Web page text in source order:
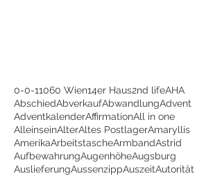
0-0-11060 Wien14er Haus2nd lifeAHA
AbschiedAbverkaufAbwandlungAdvent
AdventkalenderAffirmationAll in one
AlleinseinAlterAltes PostlagerAmaryllis
AmerikaArbeitstascheArmbandAstrid
AufbewahrungAugenhöheAugsburg
AuslieferungAussenzippAuszeitAutorität